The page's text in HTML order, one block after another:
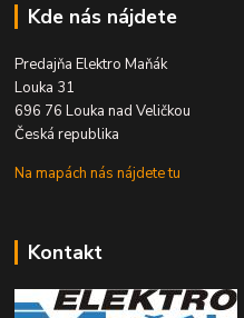
Kde nás nájdete
Predajňa Elektro Maňák
Louka 31
696 76 Louka nad Veličkou
Česká republika
Na mapách nás nájdete tu
Kontakt